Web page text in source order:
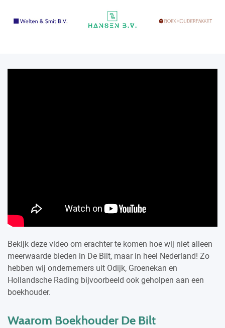
Bekijk deze video om erachter te komen hoe wij niet alleen
meerwaarde bieden in De Bilt, maar in heel Nederland! Zo
hebben wij ondernemers uit Odijk, Groenekan en
Hollandsche Rading bijvoorbeeld ook geholpen aan een
boekhouder.
Waarom Boekhouder De Bilt